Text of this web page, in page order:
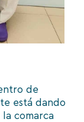
de
está dando
comarca